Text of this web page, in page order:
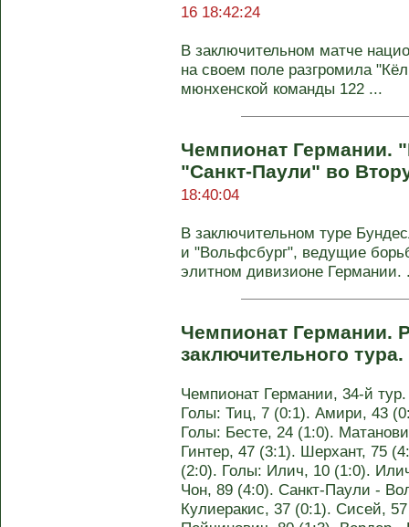
16 18:42:24
В заключительном матче
на своем поле разгромила
мюнхенской команды 122 ...
Чемпионат Германии.
"Санкт-Паули" во
18:40:04
В заключительном туре
и "Вольфсбург", ведущие
элитном дивизионе Германии.
Чемпионат Германии.
заключительного тура.
Чемпионат Германии, 34-й
Голы: Тиц, 7 (0:1). Амири, 43
Голы: Бесте, 24 (1:0).
Гинтер, 47 (3:1). Шерхант, 75
(2:0). Голы: Илич, 10 (1:0).
Чон, 89 (4:0). Санкт-Паули -
Кулиеракис, 37 (0:1). Сисей,